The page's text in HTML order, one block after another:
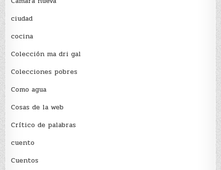
ciudad
cocina
Colección ma dri gal
Colecciones pobres
Como agua
Cosas de la web
Crítico de palabras
cuento
Cuentos